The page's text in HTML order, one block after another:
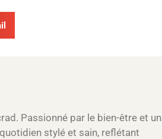
Passionné par le bien-être et un
stylé et sain, reflétant